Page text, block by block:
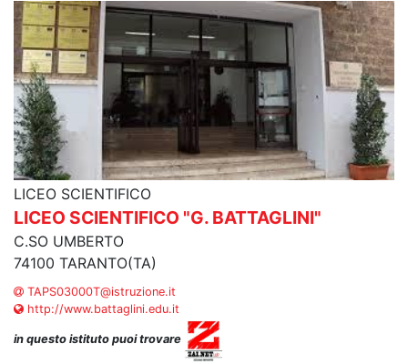
LICEO SCIENTIFICO
LICEO SCIENTIFICO "G. BATTAGLINI"
C.SO UMBERTO
74100 TARANTO(TA)
TAPS03000T@istruzione.it
http://www.battaglini.edu.it
in questo istituto puoi trovare